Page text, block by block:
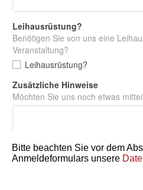
Bitte beachten Sie vor dem
Anmeldeformulars unsere